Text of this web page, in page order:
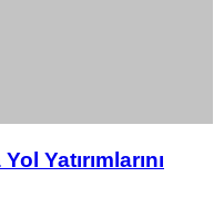
Yatırımlarını